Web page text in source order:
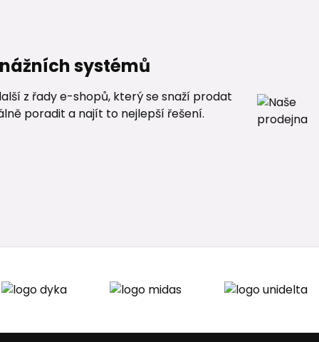
systémů
z řady e-shopů, který se snaží prodat
poradit a najít to nejlepší řešení.